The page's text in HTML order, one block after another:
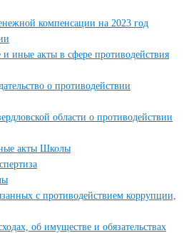
компенсации на 2023 год
иные акты в сфере противодействия
о противодействии
области о противодействии
акты Школы
с противодействием коррупции,
об имуществе и обязательствах